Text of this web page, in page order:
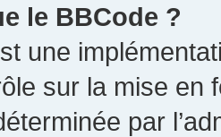
le BBCode ?
une
sur la mise en
par